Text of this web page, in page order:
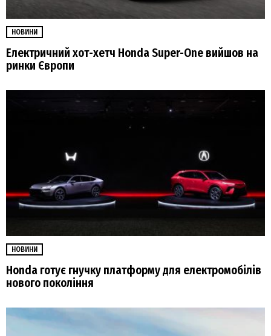
НОВИНИ
Електричний хот-хетч Honda Super-One вийшов на
ринки Європи
НОВИНИ
Honda готує гнучку платформу для електромобілів
нового покоління